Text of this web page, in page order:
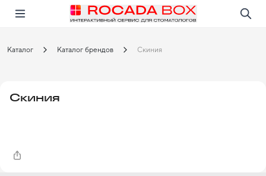
Открыть в приложении!
Каталог Каталог брендов Скиния
Скиния